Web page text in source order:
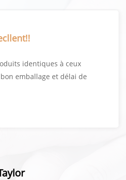
identiques à ceux
emballage et délai de